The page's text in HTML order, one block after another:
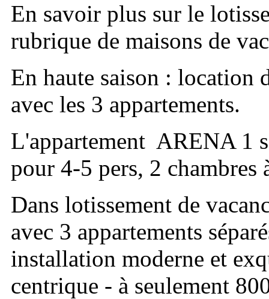
En savoir plus sur le
rubrique de maisons de
En haute saison :
avec les 3 appartements.
L'appartement ARENA 1
pour 4-5 pers, 2 chambres
Dans lotissement de
avec 3 appartements
installation moderne et
centrique - à seulement